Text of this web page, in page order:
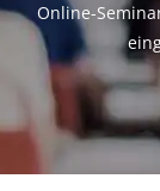
Online-